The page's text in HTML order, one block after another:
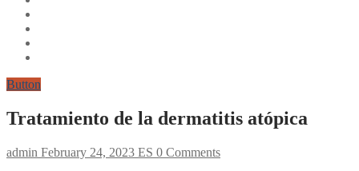
Button
Tratamiento de la dermatitis atópica
admin February 24, 2023 ES 0 Comments